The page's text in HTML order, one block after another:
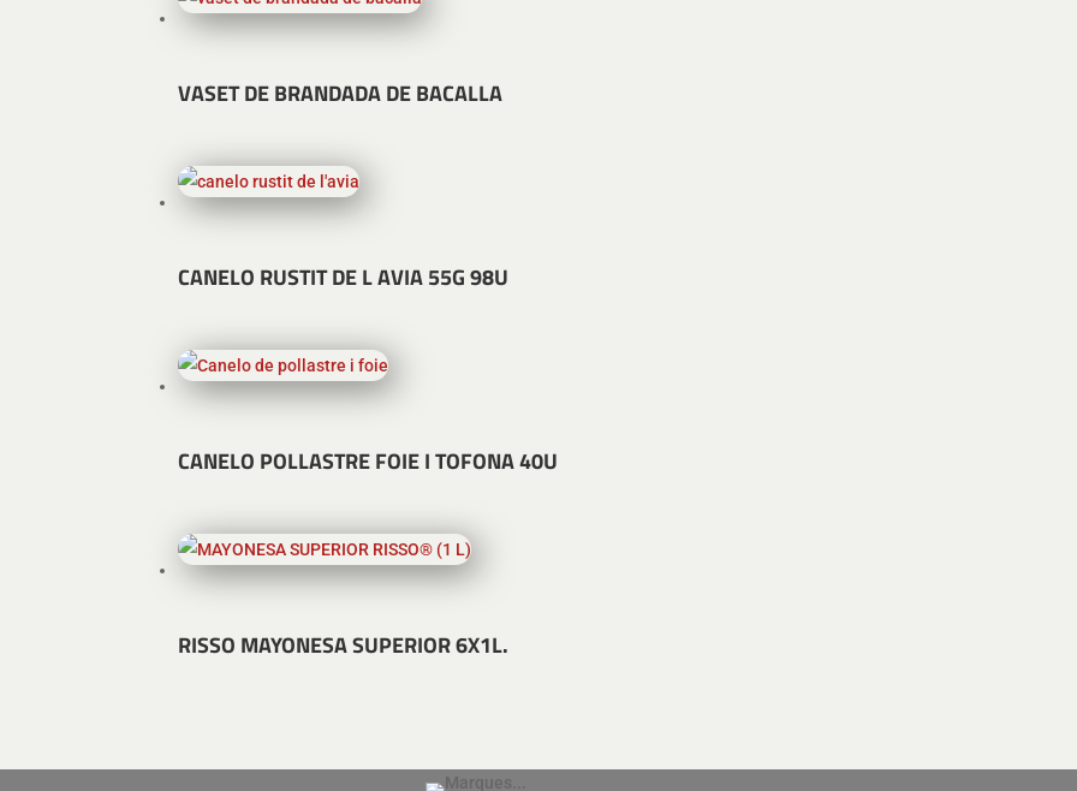
VASET DE BRANDADA DE BACALLA
CANELO RUSTIT DE L AVIA 55G 98U
CANELO POLLASTRE FOIE I TOFONA 40U
RISSO MAYONESA SUPERIOR 6X1L.